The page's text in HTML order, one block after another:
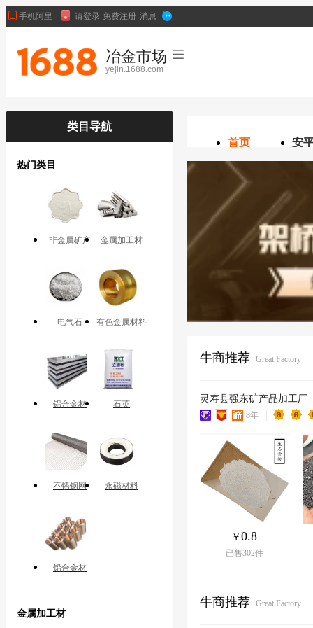
冶金市场
yejin.1688.com
类目导航
热门类目
非金属矿产 金属加工材
电气石 有色金属材料
铝合金材 石英
不锈钢网 永磁材料
铅合金材
金属加工材
首页 安
牛商推荐 Great Factory
灵寿县强东矿产品加工厂
8年
0.8
已售302件
牛商推荐 Great Factory